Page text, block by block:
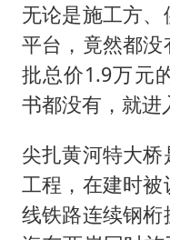
无论是施工方
平台，竟然都
批总价1.9万元
书都没有，就进
尖扎黄河特大
工程，在建时
线铁路连续钢